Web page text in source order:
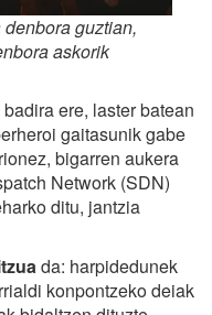
guztian,
askorik
ere, laster batean
gaitasunik gabe
bigarren aukera
Network (SDN)
ditu, jantzia
da: harpidedunek
konpontzeko deiak